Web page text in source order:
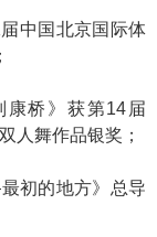
中国北京国际体
桥》获第14届
人舞作品银奖；
的地方》总导